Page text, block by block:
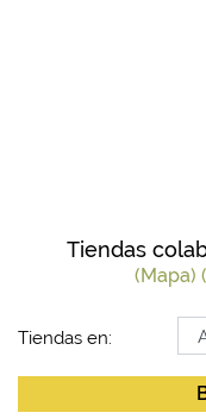
Tiendas
(Mapa)
Tiendas en: